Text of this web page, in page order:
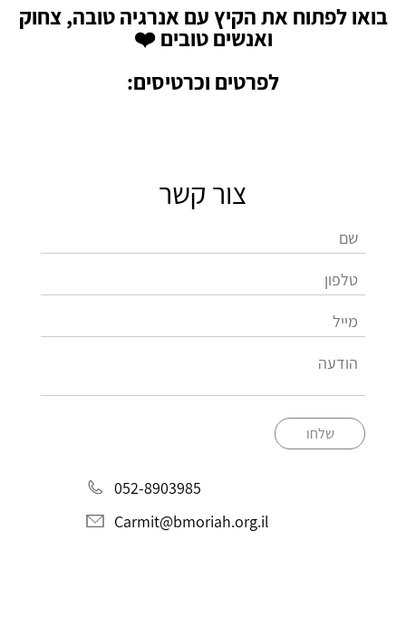
בואו לפתוח את הקיץ עם אנרגיה טובה, צחוק
ואנשים טובים ❤️
לפרטים וכרטיסים:
צור קשר
שלחו
052-8903985
Carmit@bmoriah.org.il